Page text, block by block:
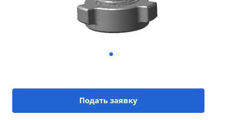
Подать заявку